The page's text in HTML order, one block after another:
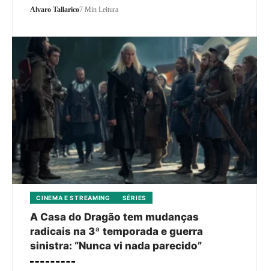
Alvaro Tallarico7 Min Leitura
CINEMA E STREAMING SÉRIES
A Casa do Dragão tem mudanças
radicais na 3ª temporada e guerra
sinistra: “Nunca vi nada parecido”